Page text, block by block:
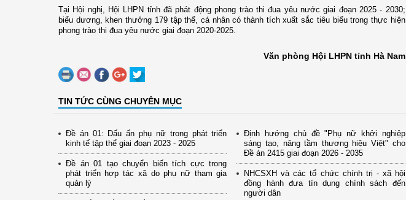
Tại Hội nghị, Hội LHPN tỉnh đã phát động phong trào thi đua yêu nước giai đoạn 2025 - 2030;
biểu dương, khen thưởng 179 tập thể, cá nhân có thành tích xuất sắc tiêu biểu trong thực hiện
phong trào thi đua yêu nước giai đoạn 2020-2025.
Văn phòng Hội LHPN tỉnh Hà Nam
TIN TỨC CÙNG CHUYÊN MỤC
Đề án 01: Dấu ấn phụ nữ trong phát triển
kinh tế tập thể giai đoạn 2023 - 2025
Đề án 01 tạo chuyển biến tích cực trong
phát triển hợp tác xã do phụ nữ tham gia
quản lý
Định hướng chủ đề "Phụ nữ khởi nghiệp
sáng tạo, nâng tầm thương hiệu Việt" cho
Đề án 2415 giai đoạn 2026 - 2035
NHCSXH và các tổ chức chính trị - xã hội
đồng hành đưa tín dụng chính sách đến
người dân